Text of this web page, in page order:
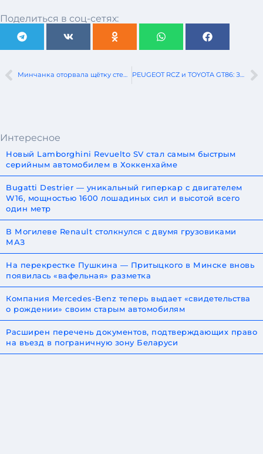
Поделиться в соц-сетях:
Минчанка оторвала щётку стеклоочистителя от чужого автомобиля PEUGEOT RCZ и TOYOTA GT86: ЗАЖИГАЛКИ
Интересное
Новый Lamborghini Revuelto SV стал самым быстрым
серийным автомобилем в Хоккенхайме
Bugatti Destrier — уникальный гиперкар с двигателем
W16, мощностью 1600 лошадиных сил и высотой всего
один метр
В Могилеве Renault столкнулся с двумя грузовиками
МАЗ
На перекрестке Пушкина — Притыцкого в Минске вновь
появилась «вафельная» разметка
Компания Mercedes-Benz теперь выдает «свидетельства
о рождении» своим старым автомобилям
Расширен перечень документов, подтверждающих право
на въезд в пограничную зону Беларуси